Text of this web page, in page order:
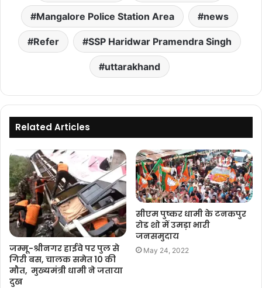
Mangalore Police Station Area news
Refer SSP Haridwar Pramendra Singh
uttarakhand
Related Articles
जम्मू-श्रीनगर हाईवे पर पुल से
गिरी बस, चालक समेत 10 की
मौत, मुख्यमंत्री धामी ने जताया
दुख
सीएम पुष्कर धामी के टनकपुर
रोड शो में उमड़ा भारी
जनसमुदाय
May 24, 2022